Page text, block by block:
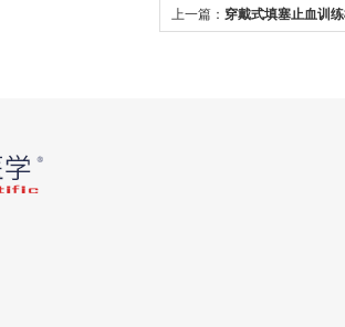
上一篇： 穿戴式填塞止血训